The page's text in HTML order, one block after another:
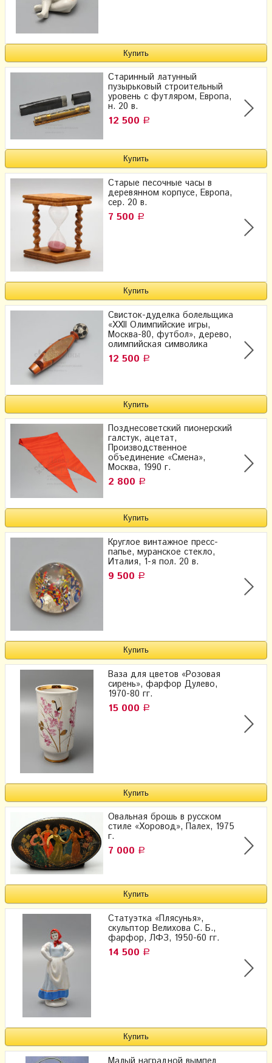
Старинный латунный
пузырьковый строительный
уровень с футляром, Европа,
н. 20 в.
12 500 Р
Старые песочные часы в
деревянном корпусе, Европа,
сер. 20 в.
7 500 Р
Свисток-дуделка болельщика
«XXII Олимпийские игры,
Москва-80, футбол», дерево,
олимпийская символика
12 500 Р
Позднесоветский пионерский
галстук, ацетат,
Производственное
объединение «Смена»,
Москва, 1990 г.
2 800 Р
Круглое винтажное пресс-
папье, муранское стекло,
Италия, 1-я пол. 20 в.
9 500 Р
Ваза для цветов «Розовая
сирень», фарфор Дулево,
1970-80 гг.
15 000 Р
Овальная брошь в русском
стиле «Хоровод», Палех, 1975
г.
7 000 Р
Статуэтка «Плясунья»,
скульптор Велихова С. Б.,
фарфор, ЛФЗ, 1950-60 гг.
14 500 Р